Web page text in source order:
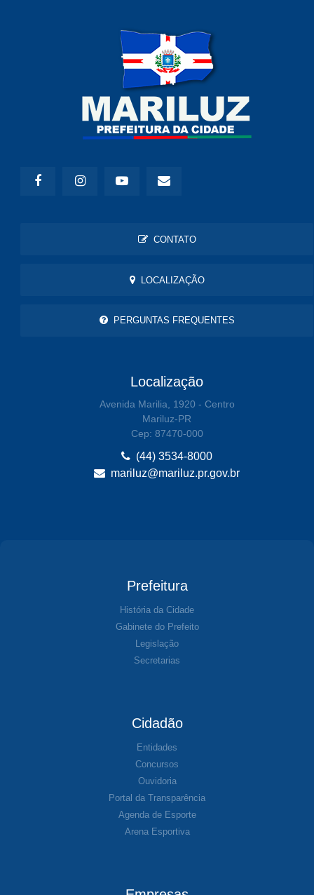
CONTATO
LOCALIZAÇÃO
PERGUNTAS FREQUENTES
Localização
Avenida Marilia, 1920 - Centro
Mariluz-PR
Cep: 87470-000
(44) 3534-8000
mariluz@mariluz.pr.gov.br
Prefeitura
História da Cidade
Gabinete do Prefeito
Legislação
Secretarias
Cidadão
Entidades
Concursos
Ouvidoria
Portal da Transparência
Agenda de Esporte
Arena Esportiva